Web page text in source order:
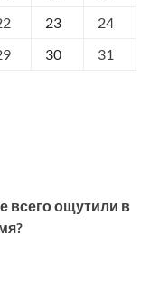
23
24
30 31
всего ощутили в